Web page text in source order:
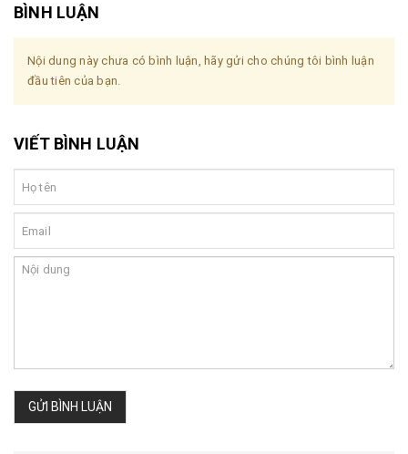
BÌNH LUẬN
Nội dung này chưa có bình luận, hãy gửi cho chúng tôi bình luận
đầu tiên của bạn.
VIẾT BÌNH LUẬN
GỬI BÌNH LUẬN